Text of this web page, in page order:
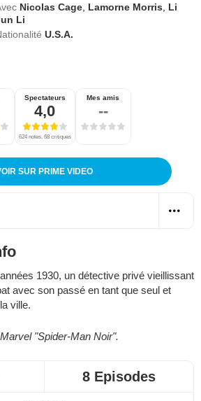
Nicolas Cage Lamorne Morris
Li
Li
U.S.A.
Spectateurs
4,0
624 notes, 68 critiques
Mes amis
--
SUR PRIME VIDEO
1930, un détective privé vieillissant
avec son passé en tant que seul et
ville.
"Spider-Man Noir".
8 Episodes